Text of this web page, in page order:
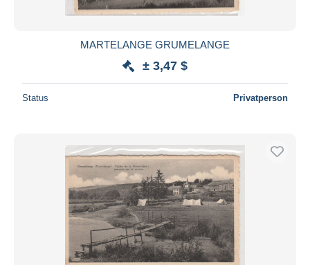
MARTELANGE GRUMELANGE
± 3,47 $
Status Privatperson